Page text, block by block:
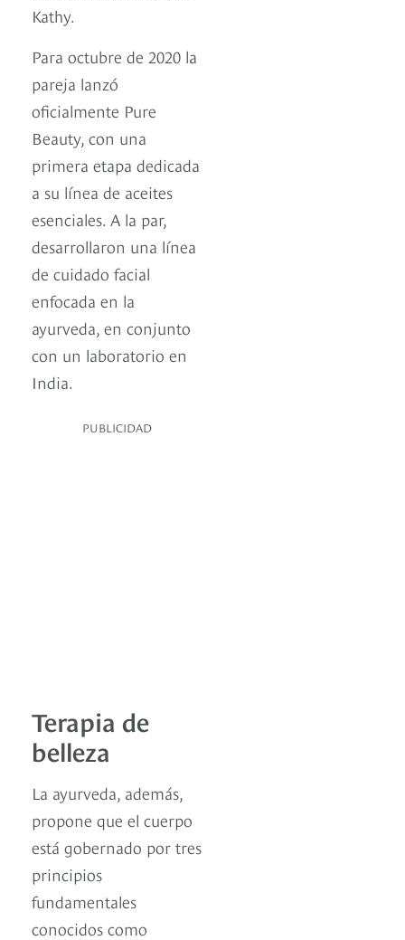
Kathy.
Para octubre de 2020 la
pareja lanzó
oficialmente Pure
Beauty, con una
primera etapa dedicada
a su línea de aceites
esenciales. A la par,
desarrollaron una línea
de cuidado facial
enfocada en la
ayurveda, en conjunto
con un laboratorio en
India.
PUBLICIDAD
Terapia de
belleza
La ayurveda, además,
propone que el cuerpo
está gobernado por tres
principios
fundamentales
conocidos como